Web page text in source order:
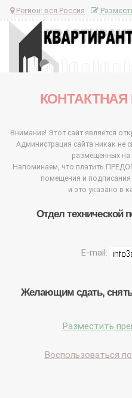
Регион: вся Россия
Внимание! Этот сайт является
Администрация сайта никак не
размещенных на
Напоминаем, что платить
помещения и
и это указано в
Отдел технической
E-mail:
Желающим сдать,
Разместить
Воспользоваться